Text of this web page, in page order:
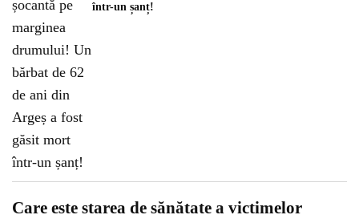
într-un șanț!
Care este starea de sănătate a victimelor